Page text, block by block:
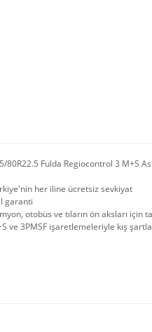
80R22.5 Fulda Regiocontrol 3 M+S
her iline ücretsiz sevkiyat
garanti
otobüs ve tıların ön aksları için
ve 3PMSF işaretlemeleriyle kış